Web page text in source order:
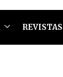
REVISTAS